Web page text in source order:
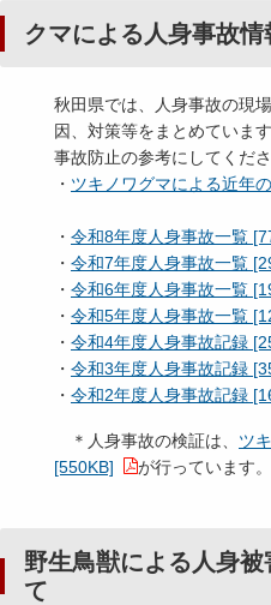
クマによる人身事故情
秋田県では、人身事故の現
因、対策等をまとめています
事故防止の参考にしてくださ
・ ツキノワグマによる近年
・ 令和8年度人身事故一覧
・ 令和7年度人身事故一覧
・ 令和6年度人身事故一覧
・ 令和5年度人身事故一覧
・ 令和4年度人身事故記録
・ 令和3年度人身事故記録
・ 令和2年度人身事故記録
＊人身事故の検証は、 ツ
[550KB]
が行っています。
野生鳥獣による人身
て